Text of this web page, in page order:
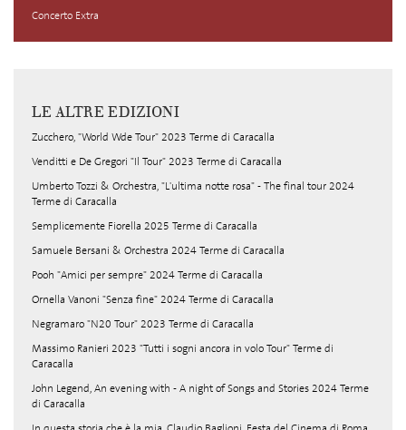
Concerto Extra
LE ALTRE EDIZIONI
Zucchero, "World Wde Tour" 2023 Terme di Caracalla
Venditti e De Gregori "Il Tour" 2023 Terme di Caracalla
Umberto Tozzi & Orchestra, "L'ultima notte rosa" - The final tour 2024
Terme di Caracalla
Semplicemente Fiorella 2025 Terme di Caracalla
Samuele Bersani & Orchestra 2024 Terme di Caracalla
Pooh "Amici per sempre" 2024 Terme di Caracalla
Ornella Vanoni "Senza fine" 2024 Terme di Caracalla
Negramaro "N20 Tour" 2023 Terme di Caracalla
Massimo Ranieri 2023 "Tutti i sogni ancora in volo Tour" Terme di
Caracalla
John Legend, An evening with - A night of Songs and Stories 2024 Terme
di Caracalla